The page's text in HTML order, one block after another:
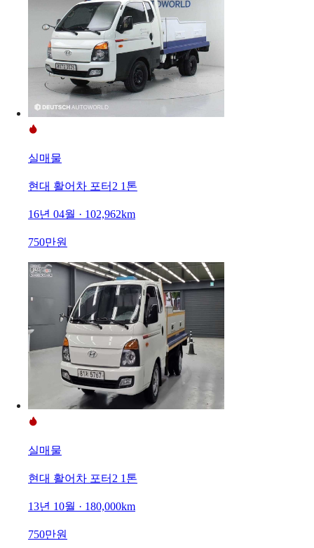
실매물
현대 활어차 포터2 1톤
16년 04월 · 102,962km
750만원
실매물
현대 활어차 포터2 1톤
13년 10월 · 180,000km
750만원